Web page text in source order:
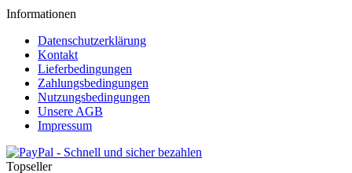
Informationen
Datenschutzerklärung
Kontakt
Lieferbedingungen
Zahlungsbedingungen
Nutzungsbedingungen
Unsere AGB
Impressum
Topseller